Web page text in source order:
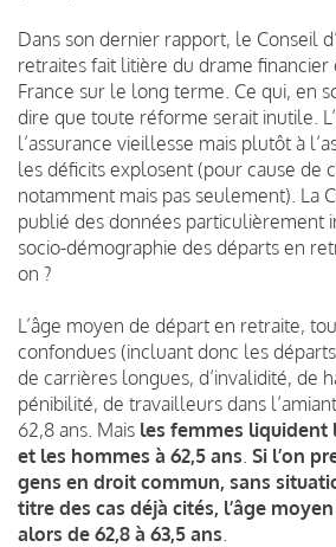
Dans son dernier rapport, le Conseil
retraites fait litière du drame financier
France sur le long terme. Ce qui, en
dire que toute réforme serait inutile.
l’assurance vieillesse mais plutôt à
les déficits explosent (pour cause de
notamment mais pas seulement). La
publié des données particulièrement
socio-démographie des départs en
on ?
L’âge moyen de départ en retraite,
confondues (incluant donc les
de carrières longues, d’invalidité, de
pénibilité, de travailleurs dans
62,8 ans. Mais les femmes liquident
et les hommes à 62,5 ans Si l’on
gens en droit commun, sans
titre des cas déjà cités, l’âge
alors de 62,8 à 63,5 ans